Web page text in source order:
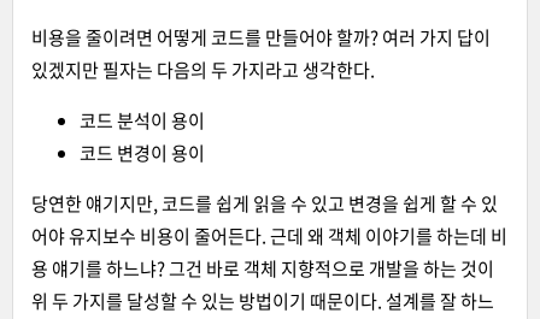
비용을 줄이려면 어떻게 코드를 만들어야 할까? 여러 가지 답이
있겠지만 필자는 다음의 두 가지라고 생각한다.
코드 분석이 용이
코드 변경이 용이
당연한 얘기지만, 코드를 쉽게 읽을 수 있고 변경을 쉽게 할 수 있
어야 유지보수 비용이 줄어든다. 근데 왜 객체 이야기를 하는데 비
용 얘기를 하느냐? 그건 바로 객체 지향적으로 개발을 하는 것이
위 두 가지를 달성할 수 있는 방법이기 때문이다. 설계를 잘 하느